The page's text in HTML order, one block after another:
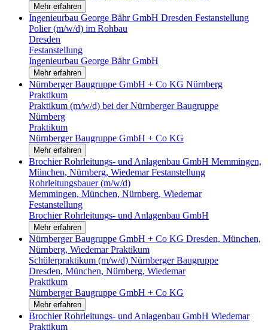
Mehr erfahren
Ingenieurbau George Bähr GmbH Dresden Festanstellung
Polier (m/w/d) im Rohbau
Dresden
Festanstellung
Ingenieurbau George Bähr GmbH
Mehr erfahren
Nürnberger Baugruppe GmbH + Co KG Nürnberg
Praktikum
Praktikum (m/w/d) bei der Nürnberger Baugruppe
Nürnberg
Praktikum
Nürnberger Baugruppe GmbH + Co KG
Mehr erfahren
Brochier Rohrleitungs- und Anlagenbau GmbH Memmingen,
München, Nürnberg, Wiedemar Festanstellung
Rohrleitungsbauer (m/w/d)
Memmingen, München, Nürnberg, Wiedemar
Festanstellung
Brochier Rohrleitungs- und Anlagenbau GmbH
Mehr erfahren
Nürnberger Baugruppe GmbH + Co KG Dresden, München,
Nürnberg, Wiedemar Praktikum
Schülerpraktikum (m/w/d) Nürnberger Baugruppe
Dresden, München, Nürnberg, Wiedemar
Praktikum
Nürnberger Baugruppe GmbH + Co KG
Mehr erfahren
Brochier Rohrleitungs- und Anlagenbau GmbH Wiedemar
Praktikum